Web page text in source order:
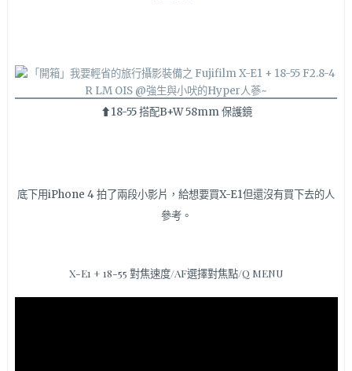
⬆18-55 搭配B+W 58mm 保護鏡
底下用iPhone 4 拍了兩段小影片，給想要買X-E1但還沒有買下去的人
參考。
X-E1 + 18-55 對焦速度/AF選擇對焦點/Q MENU